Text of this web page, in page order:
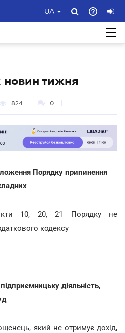
UA
тижня
824 0
Порядку припинення
10, 20, 21 Порядку не
кодексу
діяльність,
який не отримує дохід,